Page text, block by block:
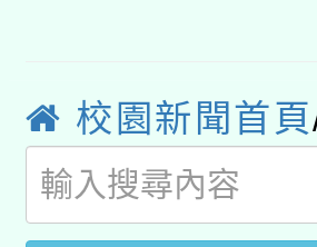
薪期間赴陸
轉知經濟部
業技術研究
用水績優單
115年8月22
桃園市孔廟
2026年桃園
校園新聞首頁